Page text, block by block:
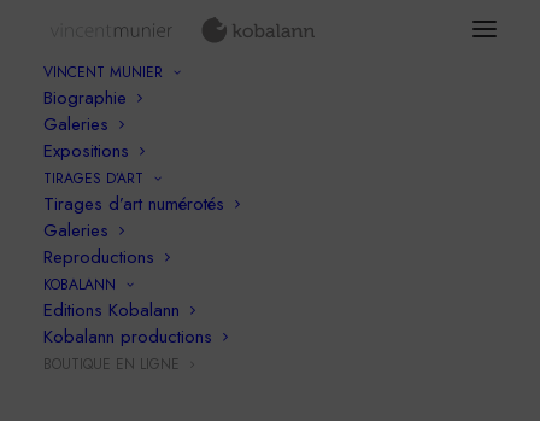
VINCENT MUNIER
Biographie
Galeries
Expositions
TIRAGES D’ART
Tirages d’art numérotés
Galeries
Reproductions
KOBALANN
Editions Kobalann
Kobalann productions
BOUTIQUE EN LIGNE
Le Chant des forêts